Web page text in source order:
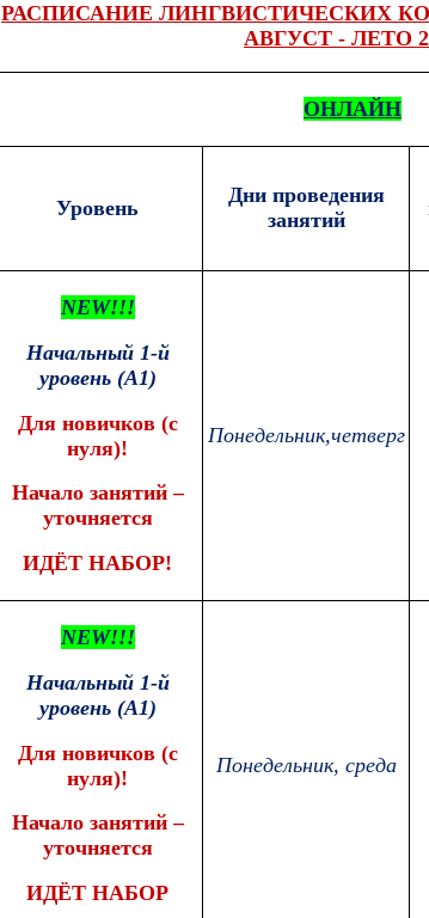
РАСПИСАНИЕ ЛИНГВИСТИЧЕСКИХ
АВГУСТ - ЛЕТО
ОНЛАЙН
Уровень
Дни проведения
занятий
NEW!!!
Начальный 1-й
уровень (А1)
Для новичков (с
нуля)!
Начало занятий –
уточняется
ИДЁТ НАБОР!
Понедельник,четверг
NEW!!!
Начальный 1-й
уровень (А1)
Для новичков (с
нуля)!
Начало занятий –
уточняется
ИДЁТ НАБОР
Понедельник, среда